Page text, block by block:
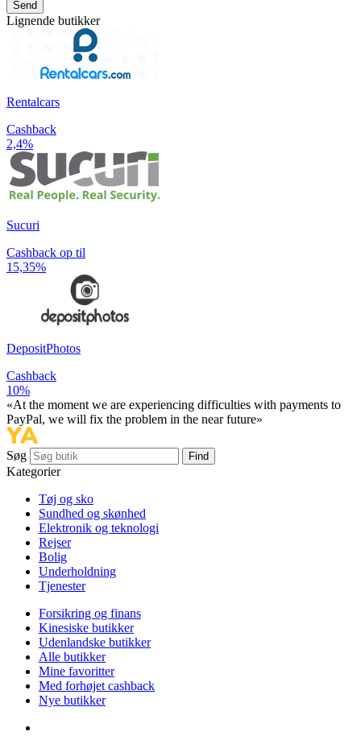
Send
Lignende butikker
Rentalcars
Cashback
2,4%
Sucuri
Cashback op til
15,35%
DepositPhotos
Cashback
10%
«At the moment we are experiencing difficulties with payments to
PayPal, we will fix the problem in the near future»
Søg Find
Kategorier
Tøj og sko
Sundhed og skønhed
Elektronik og teknologi
Rejser
Bolig
Underholdning
Tjenester
Forsikring og finans
Kinesiske butikker
Udenlandske butikker
Alle butikker
Mine favoritter
Med forhøjet cashback
Nye butikker